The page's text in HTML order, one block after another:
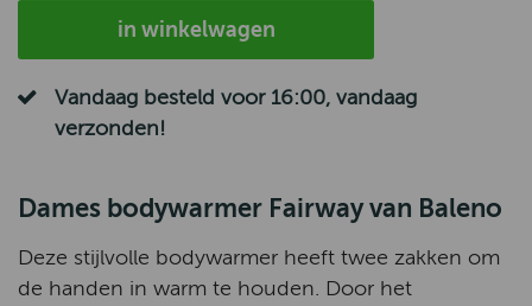
in winkelwagen
Vandaag besteld voor 16:00, vandaag
verzonden!
Dames bodywarmer Fairway van Baleno
Deze stijlvolle bodywarmer heeft twee zakken om
de handen in warm te houden. Door het